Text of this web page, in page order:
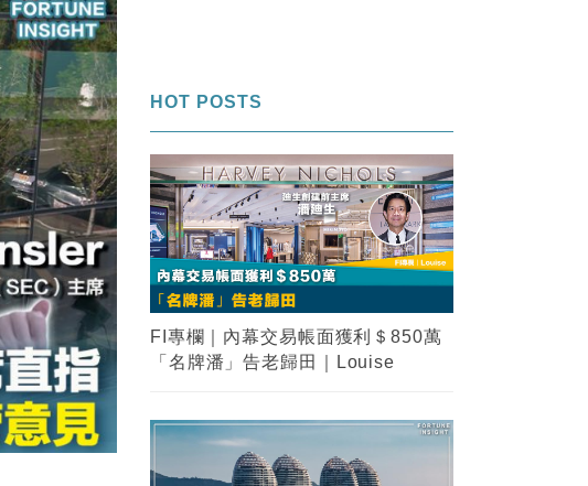
HOT POSTS
1
FI專欄｜內幕交易帳面獲利＄850萬
「名牌潘」告老歸田｜Louise
2
海南自貿港12.18推全新關稅政策 打
造國家「特殊關稅區」
3